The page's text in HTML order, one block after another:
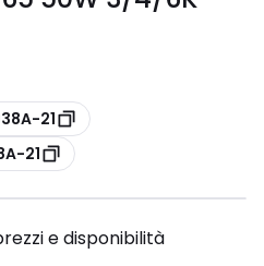
21
21
e disponibilità